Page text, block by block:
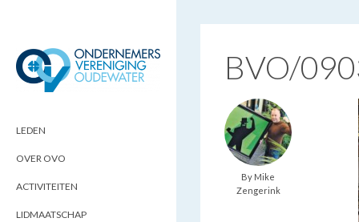
LEDEN
OVER OVO
ACTIVITEITEN
LIDMAATSCHAP
BVO/
By Mike
Zengerink